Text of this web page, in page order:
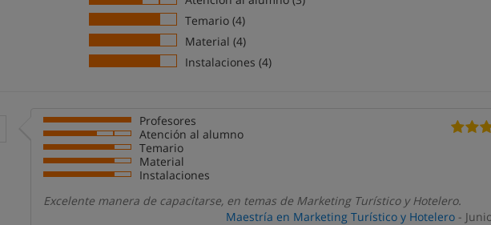
Temario (4)
Material (4)
Instalaciones (4)
Profesores
Atención al alumno
Temario
Material
Instalaciones
Excelente manera de capacitarse, en temas de Marketing Turístico y Hotelero.
Maestría en Marketing Turístico y Hotelero-